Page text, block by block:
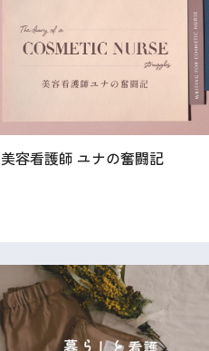
美容看護師 ユナの奮闘記